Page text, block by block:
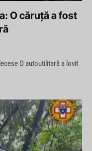
O căruță a fost
O autoutilitară a lovit